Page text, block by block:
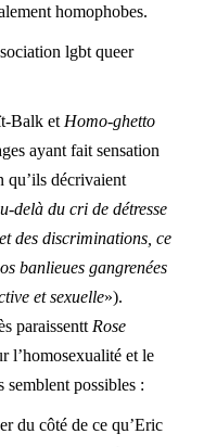
homophobes.
Balk et Homo-ghetto
ayant fait sensation
qu’ils décrivaient
delà du cri de détresse
des discriminations, ce
banlieues gangrenées
et sexuelle»).
paraissentt Rose
l’homosexualité et le
possibles :
du côté de ce qu’Eric